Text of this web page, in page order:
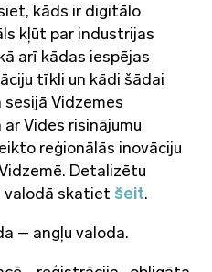
kāds ir digitālo
kļūt par industrijas
arī kādas iespējas
tīkli un kādi šādai
Vidzemes
Vides risinājumu
reģionālās inovāciju
Detalizētu
valodā skatiet šeit.
– angļu valoda.